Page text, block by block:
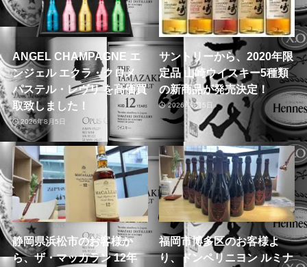
ANGEL CHAMPAGNE エ
ンジェル エクラ・クロメ
パステル・レヴリ を高価買
取致しました！
2026年8月5日
サントリーから、2020年限
定品 山崎ウイスキー5種類
の新商品が発売決定！
2026年8月5日
静岡県浜松市のお客様か
ら、ザ・マッカラン 12年
福岡市博多区のお客様よ
り、ドンペリニヨン ルミナ